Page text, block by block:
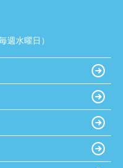
週水曜日）